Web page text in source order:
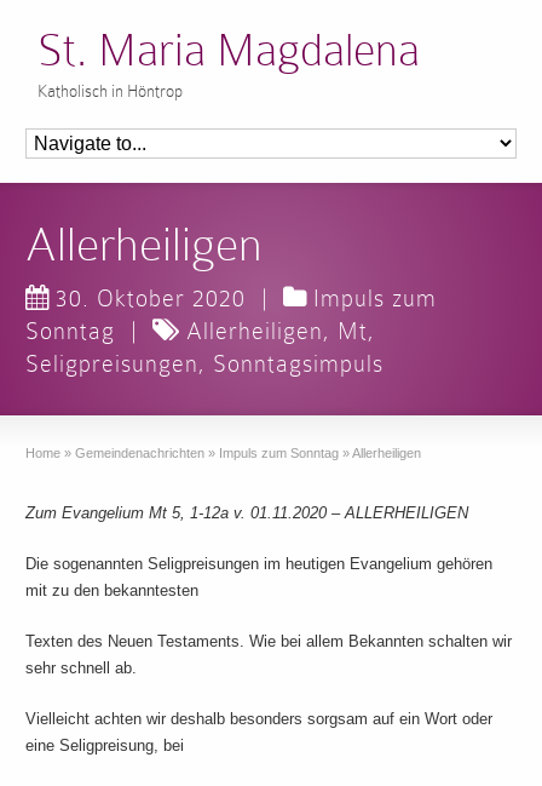
St. Maria Magdalena
Katholisch in Höntrop
Allerheiligen
30. Oktober 2020 |
Impuls zum
Sonntag
| Allerheiligen, Mt,
Seligpreisungen, Sonntagsimpuls
Home » Gemeindenachrichten » Impuls zum Sonntag »Allerheiligen
Zum Evangelium Mt 5, 1-12a v. 01.11.2020 – ALLERHEILIGEN
Die sogenannten Seligpreisungen im heutigen Evangelium gehören
mit zu den bekanntesten
Texten des Neuen Testaments. Wie bei allem Bekannten schalten wir
sehr schnell ab.
Vielleicht achten wir deshalb besonders sorgsam auf ein Wort oder
eine Seligpreisung, bei